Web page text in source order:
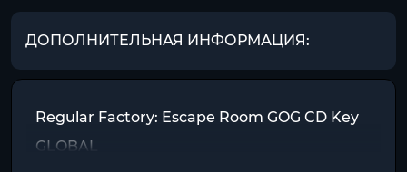
ДОПОЛНИТЕЛЬНАЯ ИНФОРМАЦИЯ:
Regular Factory: Escape Room GOG CD Key
GLOBAL